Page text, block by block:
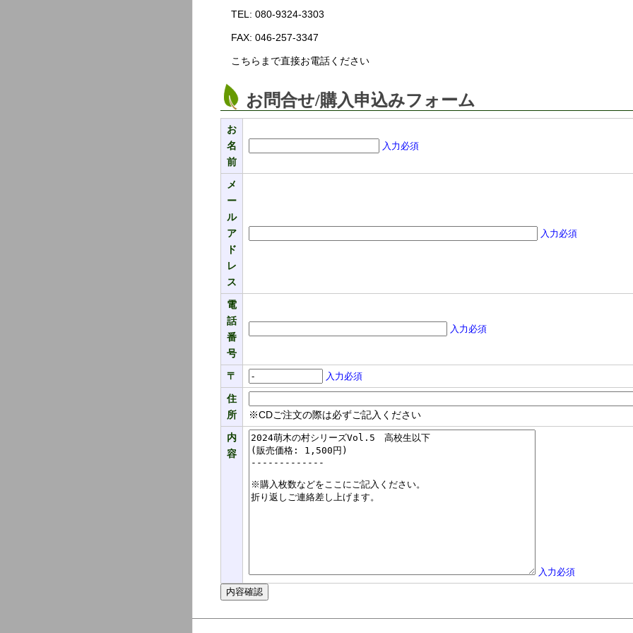
TEL: 080-9324-3303
FAX: 046-257-3347
こちらまで直接お電話ください
お問合せ/購入申込みフォーム
お
名
前
入力必須
メ
ー
ル
ア
ド
レ
ス
入力必須
電
話
番
号
入力必須
〒 入力必須
住
所
※CDご注文の際は必ずご記入ください
内
容
入力必須